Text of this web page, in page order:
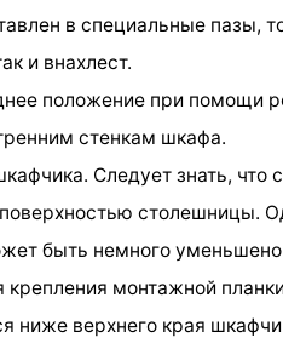
в специальные пазы,
и внахлест.
положение при помощи
стенкам шкафа.
Следует знать, что
столешницы.
быть немного
крепления монтажной
ниже верхнего края